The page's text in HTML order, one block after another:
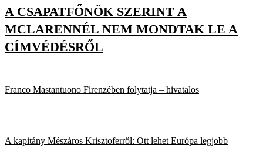
A CSAPATFŐNÖK SZERINT A
MCLARENNÉL NEM MONDTAK LE A
CÍMVÉDÉSRŐL
Franco Mastantuono Firenzében folytatja – hivatalos
A kapitány Mészáros Krisztoferről: Ott lehet Európa legjobb